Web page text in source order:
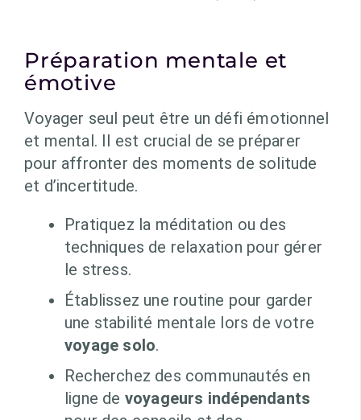
Préparation mentale et
émotive
Voyager seul peut être un défi émotionnel
et mental. Il est crucial de se préparer
pour affronter des moments de solitude
et d’incertitude.
Pratiquez la méditation ou des
techniques de relaxation pour gérer
le stress.
Établissez une routine pour garder
une stabilité mentale lors de votre
voyage solo.
Recherchez des communautés en
ligne de voyageurs indépendants